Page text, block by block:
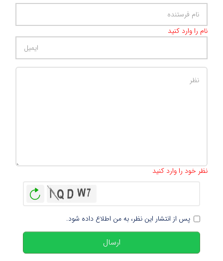
نام را وارد کنید
نظر خود را وارد کنید
پس از انتشار این نظر، به من اطلاع داده شود.
ارسال